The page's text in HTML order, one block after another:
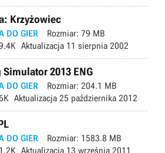
Krzyżowiec
DO GIER Rozmiar: 79 MB
Aktualizacja 11 sierpnia 2002
Simulator 2013 ENG
DO GIER Rozmiar: 204.1 MB
Aktualizacja 25 października 2012
DO GIER Rozmiar: 1583.8 MB
Aktualizacja 13 września 2011